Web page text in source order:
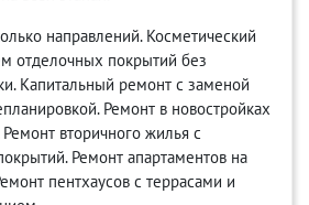
направлений. Косметический
отделочных покрытий без
Капитальный ремонт с заменой
Ремонт в новостройках
вторичного жилья с
Ремонт апартаментов на
пентхаусов с террасами и